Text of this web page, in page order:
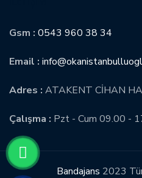
Gsm : 0543 960 38 34
Email :
Adres : ATAKENT CİHAN
Çalışma : Pzt - Cum 09.00 -
Bandajans 2023